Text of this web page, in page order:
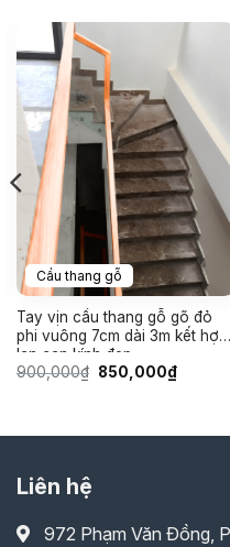
Cầu thang gỗ
Tay vịn cầu thang gỗ gõ đỏ
phi vuông 7cm dài 3m kết hợp
lan can kính đẹp
900,000₫ Giá
850,000₫Giá
hiện
Liên hệ
972 Phạm Văn Đồng,